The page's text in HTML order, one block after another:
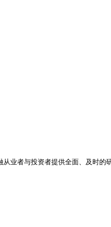
业者与投资者提供全面、及时